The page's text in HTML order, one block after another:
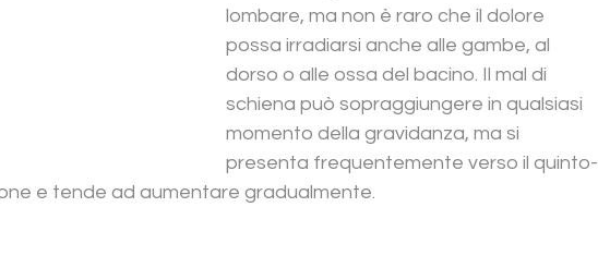
lombare, ma non è raro che il dolore
possa irradiarsi anche alle gambe, al
dorso o alle ossa del bacino. Il mal di
schiena può sopraggiungere in qualsiasi
momento della gravidanza, ma si
presenta frequentemente verso il quinto-
e tende ad aumentare gradualmente.